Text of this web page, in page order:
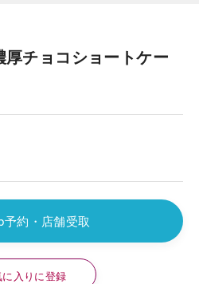
チョコショートケー
予約・店舗受取
に入りに登録